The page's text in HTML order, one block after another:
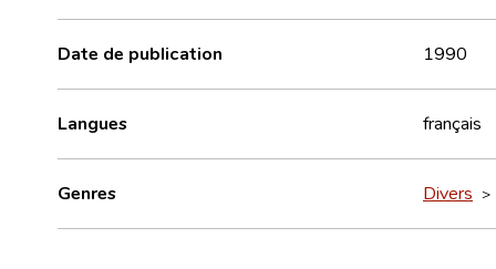
Date de publication 1990
Langues français
Genres Divers >